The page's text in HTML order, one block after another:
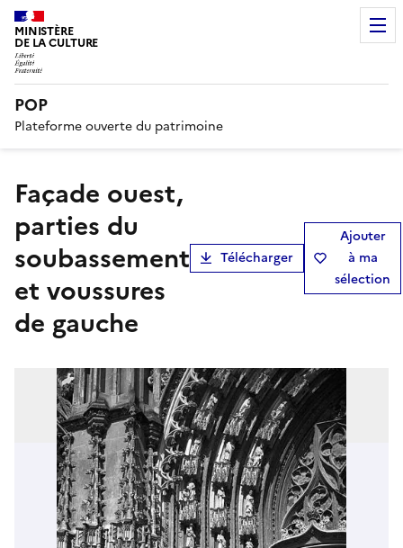
MINISTÈRE
DE LA CULTURE
POP
Plateforme ouverte du patrimoine
Façade ouest,
parties du
soubassement
et voussures
de gauche
Télécharger
Ajouter
à ma
sélection